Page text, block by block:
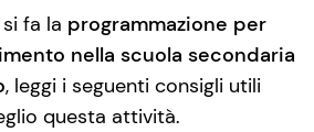
fa la programmazione per
nella scuola secondaria
, leggi i seguenti consigli utili
questa attività.